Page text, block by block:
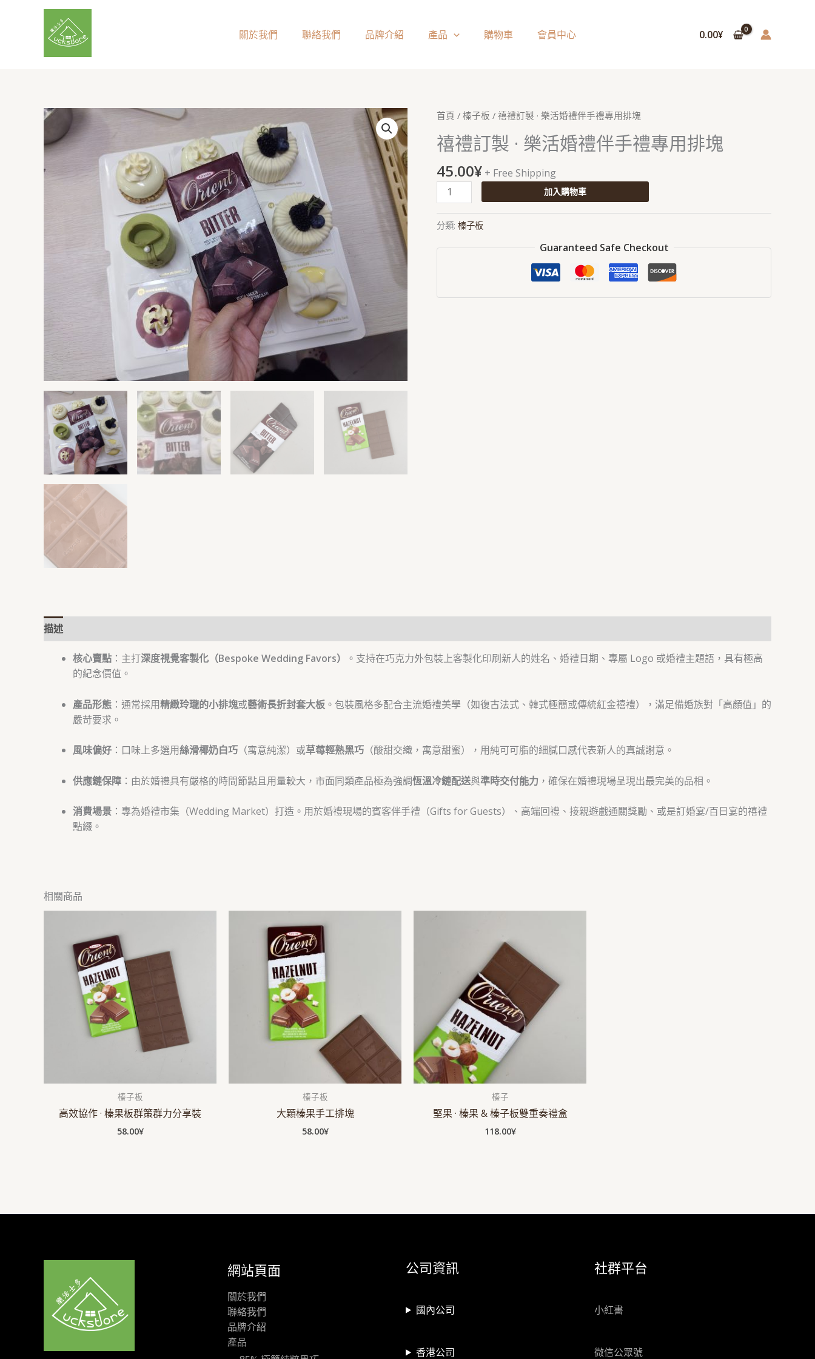
關於我們 聯絡我們 品牌介紹 產品 購物車 會員中心 0.00¥
首頁 / 榛子板 / 禧禮訂製 · 樂活婚禮伴手禮專用排塊
禧禮訂製 · 樂活婚禮伴手禮專用排塊
45.00¥ + Free Shipping
禧
定
·
活
婚
伴
专
加入購物車
分類: 榛子板
Guaranteed Safe Checkout
描述
核心賣點 ：主打深度視覺客製化（Bespoke Wedding Favors）
。支持在巧克力外包裝上客製化印刷新人的姓名、婚禮日期、專屬 Logo 或婚禮主題語，具有極高
的紀念價值。
產品形態 ：通常採用精緻玲瓏的小排塊或藝術長折封套大板 。包裝風格多配合主流婚禮美學（如復古法式、韓式極簡或傳統紅金禧禮），滿足備婚族對「高顏值」的
嚴苛要求。
風味偏好 ：口味上多選用絲滑椰奶白巧 （寓意純潔）或草莓輕熟黑巧 （酸甜交織，寓意甜蜜），用純可可脂的細膩口感代表新人的真誠謝意。
供應鏈保障 ：由於婚禮具有嚴格的時間節點且用量較大，市面同類產品極為強調恆溫冷鏈配送與準時交付能力 ，確保在婚禮現場呈現出最完美的品相。
消費場景 ：專為婚禮市集（Wedding Market）打造。用於婚禮現場的賓客伴手禮（Gifts for Guests）、高端回禮、接親遊戲通關獎勵、或是訂婚宴/百日宴的禧禮
點綴。
相關商品
榛子板
高效協作 · 榛果板群策群力分享裝
58.00¥
榛子板
大顆榛果手工排塊
58.00¥
榛子
堅果 · 榛果 & 榛子板雙重奏禮盒
118.00¥
網站頁面
關於我們
聯絡我們
品牌介紹
產品
公司資訊
國內公司
香港公司
社群平台
小紅書
微信公眾號